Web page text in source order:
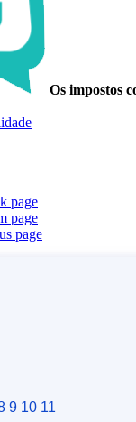
Os impostos
page
page
page
9 10 11